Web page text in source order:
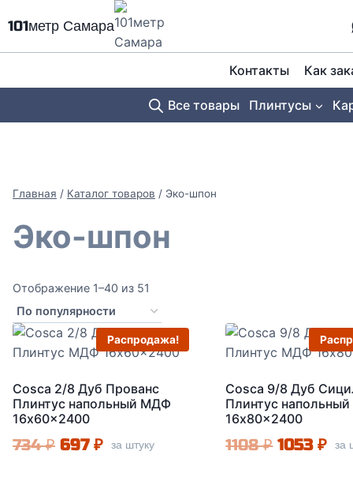
содержимому
101метр Самара
Контакты Как
Все товары Плинтусы
Главная / Каталог товаров / Эко-шпон
Эко-шпон
Отображение 1–40 из 51
по
популярности
Распродажа!
Cosca 2/8 Дуб Прованс
Плинтус напольный МДФ
16x60x2400
734₽ Первоначальная
697 ₽Текущая
за штуку
Cosca 9/8 Дуб
Плинтус
16x80x2400
1108₽ 1053₽ за